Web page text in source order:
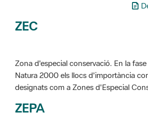
ZEC
Zona d'especial conservació. En la
Natura 2000 els llocs d'importància
designats com a Zones d'Especial
ZEPA